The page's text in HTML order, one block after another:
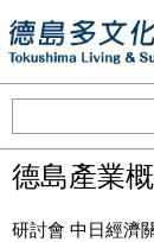
德島產業
研討會 中日經濟